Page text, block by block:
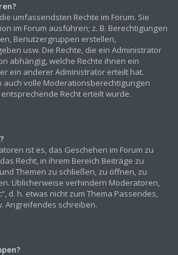
umfassendsten Rechte im Forum. Sie
im Forum ausführen; z. B. Berechtigungen
Benutzergruppen erstellen,
usw. Die Rechte, die ein Administrator
abhängig, welche Rechte ihnen ein
ein anderer Administrator erteilt hat.
volle Moderationsberechtigungen
Recht erteilt wurde.
ist es, das Geschehen im Forum zu
Recht, in ihrem Bereich Beiträge zu
Themen zu schließen, zu öffnen, zu
Üblicherweise verhindern Moderatoren,
d. h. etwas nicht zum Thema Passendes,
Angreifendes schreiben.